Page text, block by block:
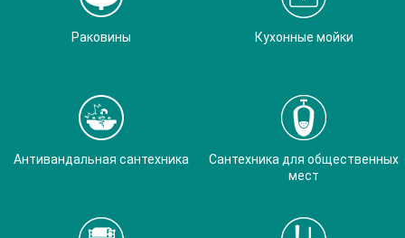
Раковины Кухонные мойки
Антивандальная сантехника
Сантехника для общественных
мест